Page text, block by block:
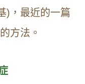
)，最近的一篇
方法。